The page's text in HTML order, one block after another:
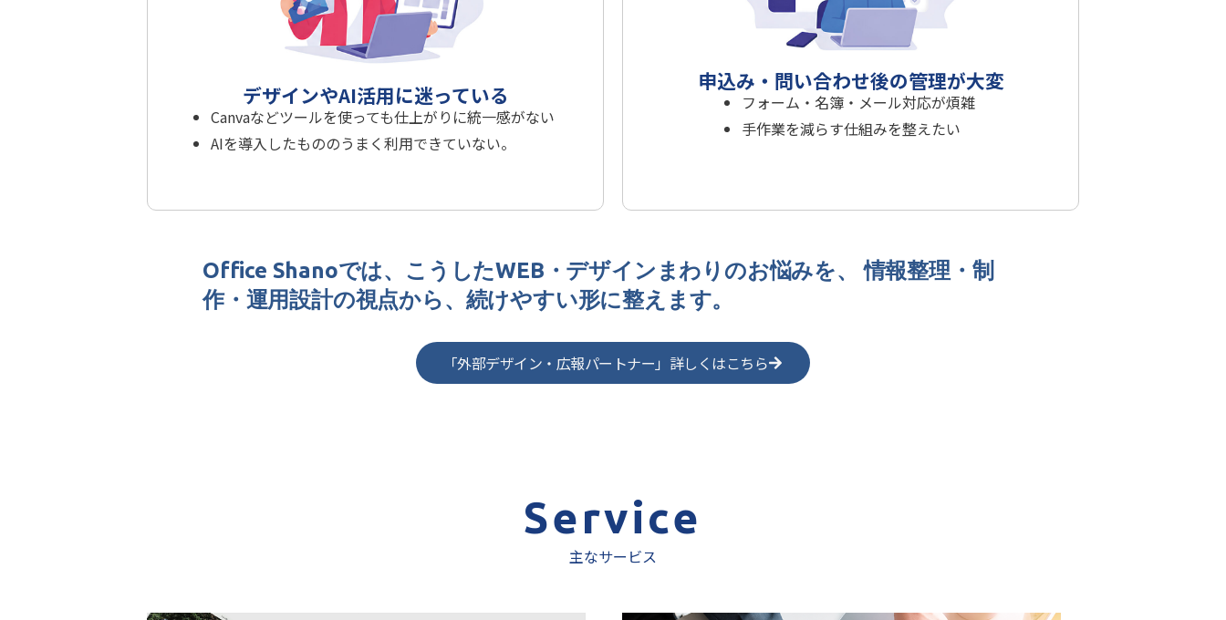
デザインやAI活用に迷っている
Canvaなどツールを使っても仕上がりに統一感がない
AIを導入したもののうまく利用できていない。
申込み・問い合わせ後の管理が大変
フォーム・名簿・メール対応が煩雑
手作業を減らす仕組みを整えたい
Office Shanoでは、こうしたWEB・デザインまわりのお悩みを、 情報整理・制
作・運用設計の視点から、続けやすい形に整えます。
「外部デザイン・広報パートナー」詳しくはこちら
Service
主なサービス